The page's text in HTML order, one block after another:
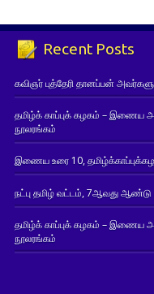
Recent Posts
கவிஞர் புத்தேரி தானப்பன்
தமிழ்க் காப்புக் கழகம் – இணைய
நூலரங்கம்
இணைய உரை 10,
நட்பு தமிழ் வட்டம், 7ஆவது ஆண்டு
தமிழ்க் காப்புக் கழகம் – இணைய
நூலரங்கம்